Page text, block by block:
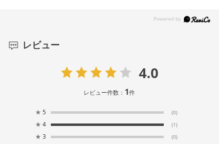
レビュー
4.0
レビュー件数： 1件
★ 5 (0)
★ 4 (1)
★ 3 (0)